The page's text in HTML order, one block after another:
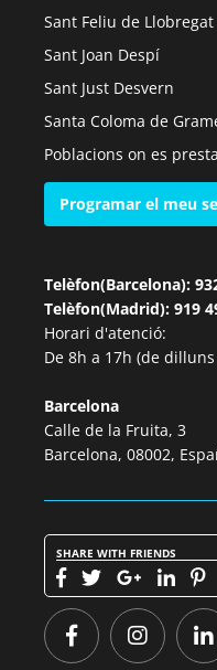
Sant Feliu de Llobregat
Sant Joan Despí
Sant Just Desvern
Santa Coloma de
Poblacions on es
Programar el meu
Telèfon(Barcelona):
Telèfon(Madrid): 919
Horari d'atenció:
De 8h a 17h (de
Barcelona
Calle de la Fruita, 3
Barcelona, 08002,
SHARE WITH FRIENDS